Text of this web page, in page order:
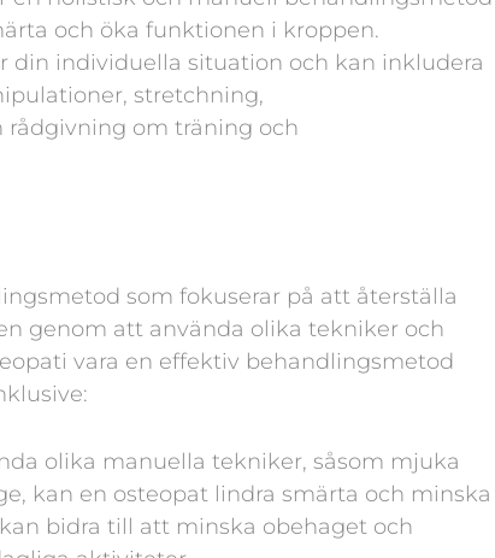
och öka funktionen i kroppen.
din individuella situation och kan inkludera
stretchning,
om träning och
som fokuserar på att återställa
genom att använda olika tekniker och
vara en effektiv behandlingsmetod
olika manuella tekniker, såsom mjuka
kan en osteopat lindra smärta och minska
bidra till att minska obehaget och